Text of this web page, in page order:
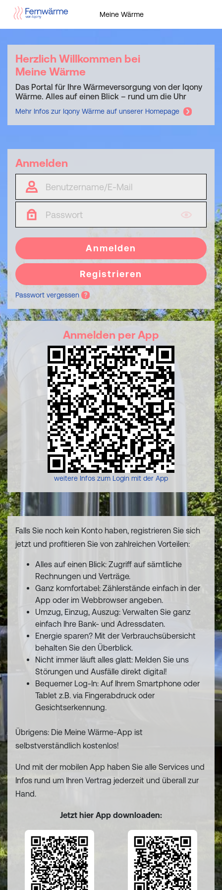
Meine Wärme
Herzlich Willkommen bei
Meine Wärme
Das Portal für Ihre Wärmeversorgung von der Iqony
Wärme. Alles auf einen Blick – rund um die Uhr
Mehr Infos zur Iqony Wärme auf unserer Homepage
Anmelden
Anmelden
Registrieren
Passwort vergessen
Anmelden per App
weitere Infos zum Login mit der App
Falls Sie noch kein Konto haben, registrieren Sie sich
jetzt und profitieren Sie von zahlreichen Vorteilen:
Alles auf einen Blick: Zugriff auf sämtliche
Rechnungen und Verträge.
Ganz komfortabel: Zählerstände einfach in der
App oder im Webbrowser angeben.
Umzug, Einzug, Auszug: Verwalten Sie ganz
einfach Ihre Bank- und Adressdaten.
Energie sparen? Mit der Verbrauchsübersicht
behalten Sie den Überblick.
Nicht immer läuft alles glatt: Melden Sie uns
Störungen und Ausfälle direkt digital!
Bequemer Log-In: Auf Ihrem Smartphone oder
Tablet z.B. via Fingerabdruck oder
Gesichtserkennung.
Übrigens: Die Meine Wärme-App ist
selbstverständlich kostenlos!
Und mit der mobilen App haben Sie alle Services und
Infos rund um Ihren Vertrag jederzeit und überall zur
Hand.
Jetzt hier App downloaden: